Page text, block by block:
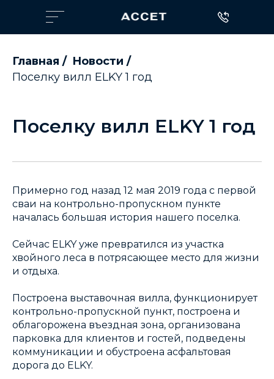
Главная / Новости /
Поселку вилл ELKY 1 год
Поселку вилл ELKY 1 год
Примерно год назад 12 мая 2019 года с первой
сваи на контрольно-пропускном пункте
началась большая история нашего поселка.
Сейчас ELKY уже превратился из участка
хвойного леса в потрясающее место для жизни
и отдыха.
Построена выставочная вилла, функционирует
контрольно-пропускной пункт, построена и
облагорожена въездная зона, организована
парковка для клиентов и гостей, подведены
коммуникации и обустроена асфальтовая
дорога до ELKY.